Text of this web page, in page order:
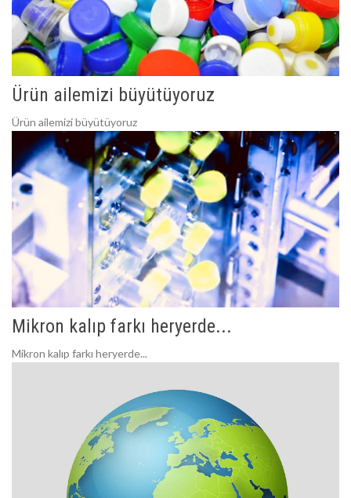
Ürün ailemizi büyütüyoruz
Ürün ailemizi büyütüyoruz
Mikron kalıp farkı heryerde...
Mikron kalıp farkı heryerde...